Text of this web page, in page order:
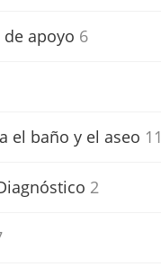
apoyo 6
el baño y el aseo 11
2